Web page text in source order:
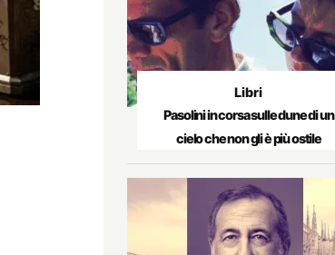
Libri
Pasolini in corsa sulle dune di un
cielo che non gli è più ostile